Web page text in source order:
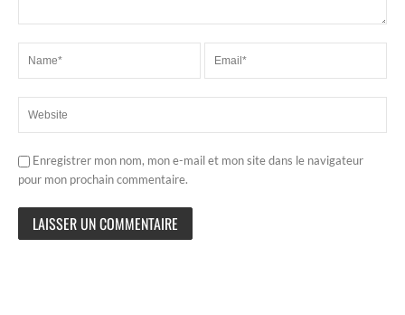
Enregistrer mon nom, mon e-mail et mon site dans le navigateur
pour mon prochain commentaire.